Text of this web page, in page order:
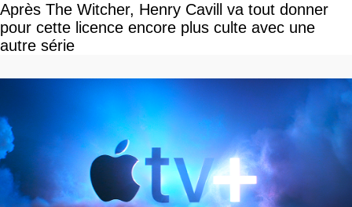
Après The Witcher, Henry Cavill va tout donner
pour cette licence encore plus culte avec une
autre série